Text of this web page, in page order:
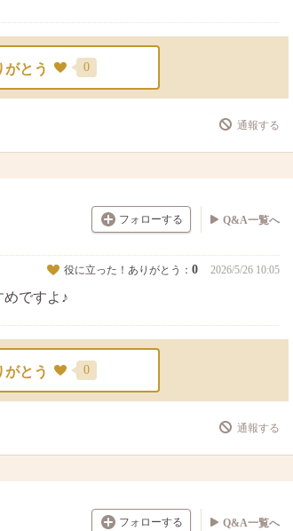
がとう 0
通報する
フォローする Q&A一覧へ
役に立った！ありがとう： 0 2026/5/26 10:05
ですよ♪
がとう 0
通報する
フォローする Q&A一覧へ